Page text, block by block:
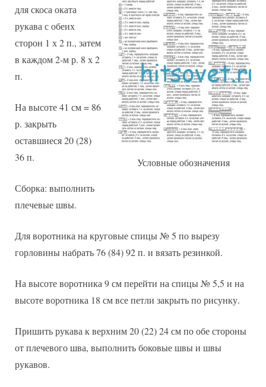
Условные обозначения
для скоса оката
рукава с обеих
сторон 1 х 2 п., затем
в каждом 2-м р. 8 х 2
п.
На высоте 41 см = 86
р. закрыть
оставшиеся 20 (28)
36 п.
Сборка: выполнить
плечевые швы.
Для воротника на круговые спицы № 5 по вырезу
горловины набрать 76 (84) 92 п. и вязать резинкой.
На высоте воротника 9 см перейти на спицы № 5,5 и на
высоте воротника 18 см все петли закрыть по рисунку.
Пришить рукава к верхним 20 (22) 24 см по обе стороны
от плечевого шва, выполнить боковые швы и швы
рукавов.